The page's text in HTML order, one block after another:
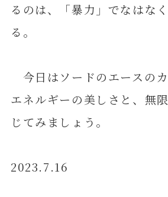
るのは、「暴力」でなはな
る。
今日はソードのエースの
エネルギーの美しさと、無
じてみましょう。
2023.7.16